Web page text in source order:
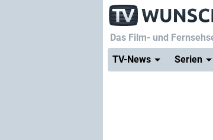
Das Film- und
TV-News
Serien